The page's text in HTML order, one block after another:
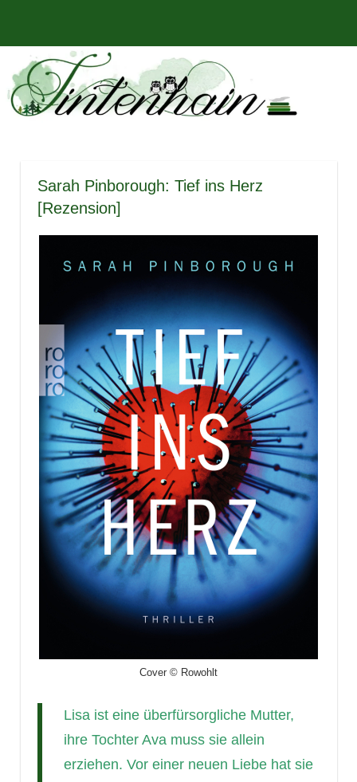
springen
Tintenhain
–
Der
Rezensionen
und
mehr
Sarah Pinborough: Tief ins Herz
[Rezension]
Cover © Rowohlt
Lisa ist eine überfürsorgliche Mutter,
ihre Tochter Ava muss sie allein
erziehen. Vor einer neuen Liebe hat sie